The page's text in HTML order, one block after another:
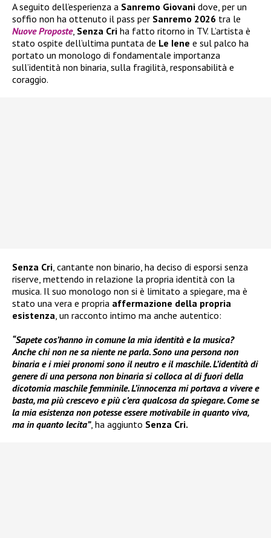
A seguito dell’esperienza a Sanremo Giovani dove, per un
soffio non ha ottenuto il pass per Sanremo 2026 tra le
Nuove Proposte, Senza Cri ha fatto ritorno in TV. L’artista è
stato ospite dell’ultima puntata de Le Iene e sul palco ha
portato un monologo di fondamentale importanza
sull’identità non binaria, sulla fragilità, responsabilità e
coraggio.
Senza Cri, cantante non binario, ha deciso di esporsi senza
riserve, mettendo in relazione la propria identità con la
musica. Il suo monologo non si è limitato a spiegare, ma è
stato una vera e propria affermazione della propria
esistenza, un racconto intimo ma anche autentico:
“Sapete cos’hanno in comune la mia identità e la musica?
Anche chi non ne sa niente ne parla. Sono una persona non
binaria e i miei pronomi sono il neutro e il maschile. L’identità di
genere di una persona non binaria si colloca al di fuori della
dicotomia maschile femminile. L’innocenza mi portava a vivere e
basta, ma più crescevo e più c’era qualcosa da spiegare. Come se
la mia esistenza non potesse essere motivabile in quanto viva,
ma in quanto lecita”, ha aggiunto Senza Cri.